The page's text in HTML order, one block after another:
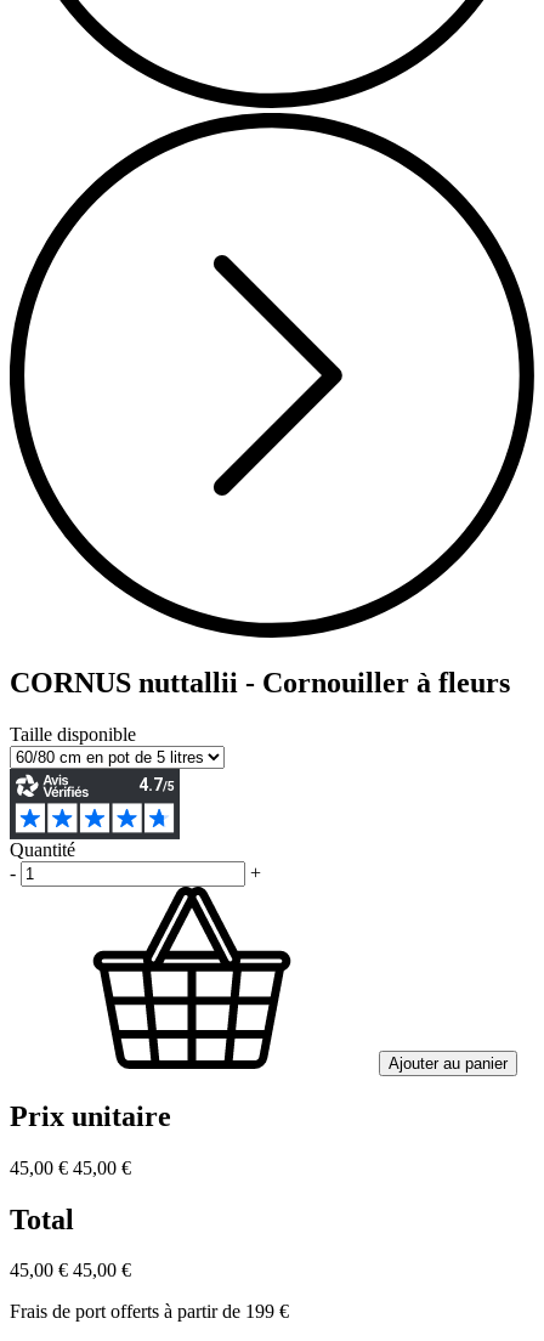
CORNUS nuttallii - Cornouiller à fleurs
Taille disponible
Quantité
-
+
Ajouter au panier
Prix unitaire
45,00 € 45,00 €
Total
45,00 € 45,00 €
Frais de port offerts à partir de 199 €